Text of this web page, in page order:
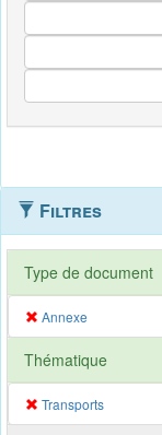
Filtres
Type de document
Annexe
Thématique
Transports